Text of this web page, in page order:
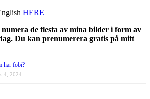
HERE
de flesta av mina bilder i form av
Du kan prenumerera gratis på mitt
har fobi?
4, 2024